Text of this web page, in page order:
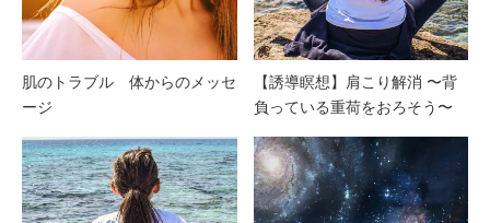
肌のトラブル 体からのメッセ
ージ
【誘導瞑想】肩こり解消 〜背
負っている重荷をおろそう〜